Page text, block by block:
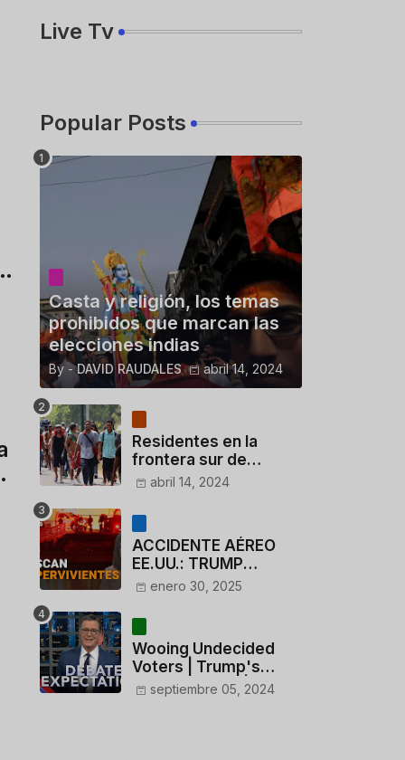
Live Tv
Popular Posts
Casta y religión, los temas
prohibidos que marcan las
elecciones indias
By - DAVID RAUDALES abril 14, 2024
Residentes en la
frontera sur de
México critican a
dólares a migrantes
deportados
abril 14, 2024
ACCIDENTE AÉREO
EE.UU.: TRUMP
CUESTIONA LA
ACTUACIÓN DE LOS
CONTROLADORES y
PILOTO del
HELICÓPTERO
enero 30, 2025
Wooing Undecided
Voters | Trump's
Marijuana Plan | 1990s
septiembre 05, 2024